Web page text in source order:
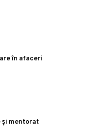
în afaceri
și mentorat